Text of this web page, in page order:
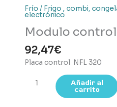
Frío / Frigo , combi,
electrónico
Modulo
92,47€
Placa control NFL 320
Modulo
Añadir al
carrito